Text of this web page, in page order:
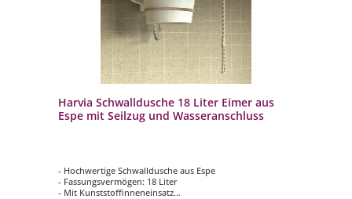
Harvia Schwalldusche 18 Liter Eimer aus
Espe mit Seilzug und Wasseranschluss
- Hochwertige Schwalldusche aus Espe
- Fassungsvermögen: 18 Liter
- Mit Kunststoffinneneinsatz